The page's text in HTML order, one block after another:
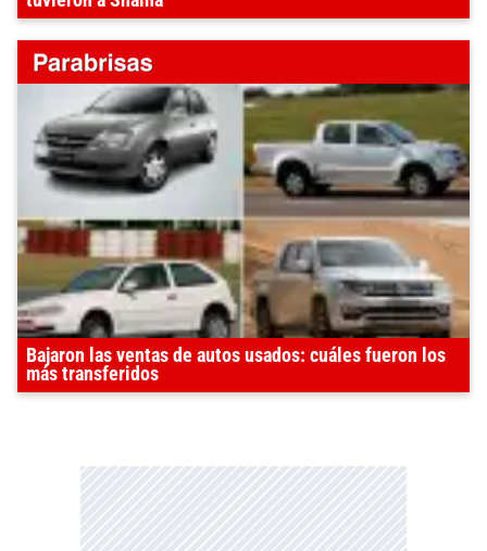
Bajaron las ventas de autos usados: cuáles fueron los
más transferidos